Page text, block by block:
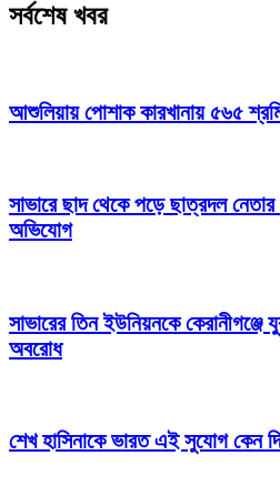
সর্বশেষ খবর
আশুলিয়ায় পোশাক কারখানায় ৫৬৫
সাভারে ছাদ থেকে পড়ে ছাত্রদল
অভিযোগ
সাভারের তিন ইউনিয়নকে
অবরোধ
শেখ হাসিনাকে ভারত এই সুযোগ কেন